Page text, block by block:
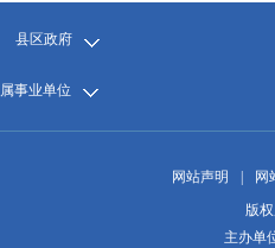
县区政府
事业单位
网站声明
网
版
主办单